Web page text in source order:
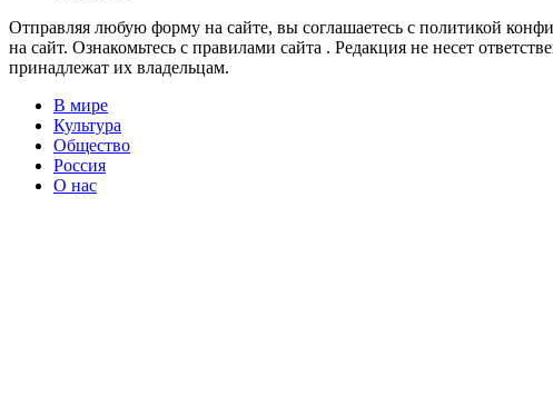
Отправляя любую форму на сайте, вы соглашаетесь с политикой
на сайт. Ознакомьтесь с правилами сайта . Редакция не несет
принадлежат их владельцам.
В мире
Культура
Общество
Россия
О нас